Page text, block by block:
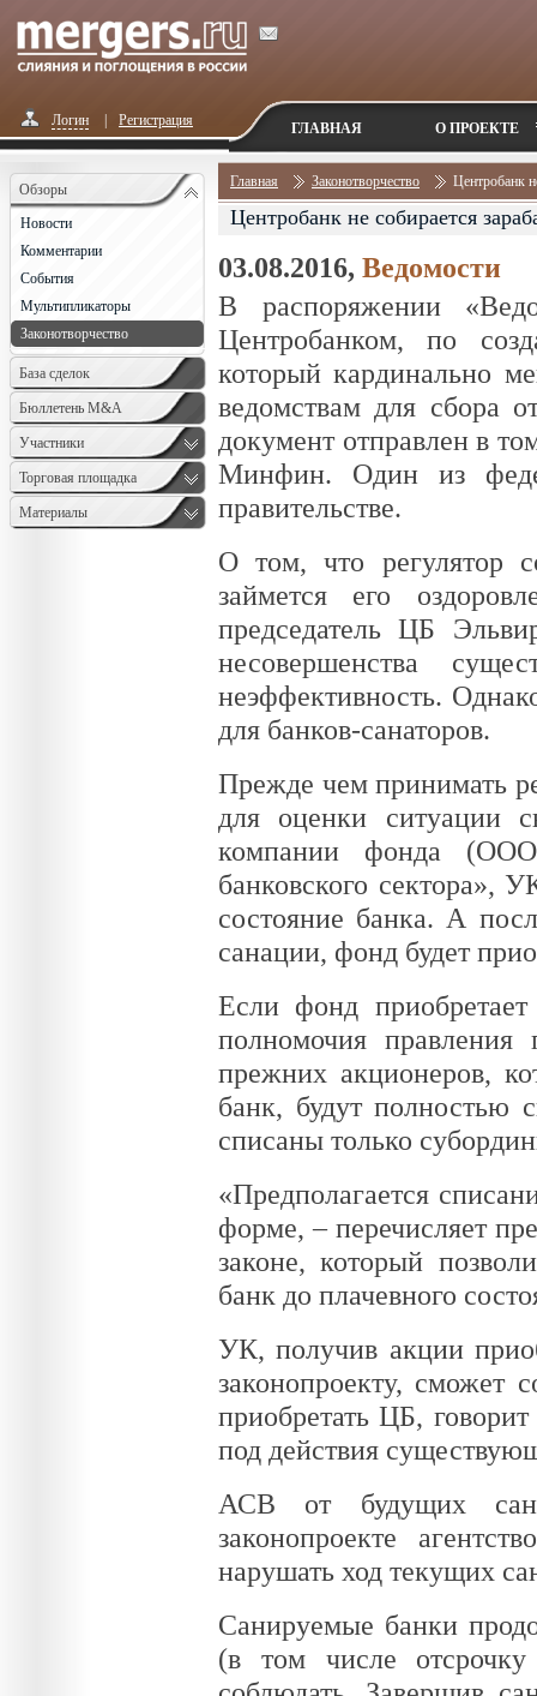
Логин Регистрация ГЛАВНАЯ О ПРОЕКТЕ
Обзоры
Новости
Комментарии
События
Мультипликаторы
Законотворчество
База сделок
Бюллетень M&A
Monthly
Участники
Торговая площадка
Материалы
Главная Законотворчество Центробанк
Центробанк не собирается
03.08.2016, Ведомости
В распоряжении
Центробанком, по
который кардинально
ведомствам для сбора
документ отправлен в
Минфин. Один из
правительстве.
О том, что регулятор
займется его
председатель ЦБ
несовершенства
неэффективность.
для банков-санаторов.
Прежде чем принимать
для оценки ситуации
компании фонда (ООО
банковского сектора»,
состояние банка. А
санации, фонд будет
Если фонд
полномочия
прежних акционеров,
банк, будут полностью
списаны только
«Предполагается
форме, – перечисляет
законе, который
банк до плачевного
УК, получив акции
законопроекту, сможет
приобретать ЦБ,
под действия
АСВ от будущих
законопроекте
нарушать ход текущих
Санируемые банки
(в том числе